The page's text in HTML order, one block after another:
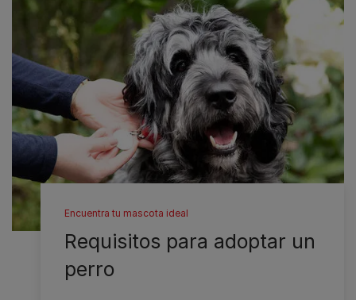
Encuentra tu mascota ideal
Requisitos para adoptar un
perro